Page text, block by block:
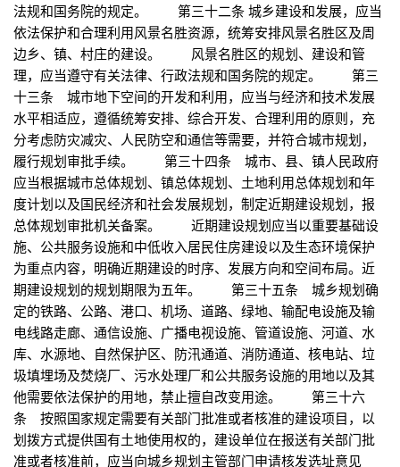
法规和国务院的规定。 第三十二条 城乡建设和发展，应当
依法保护和合理利用风景名胜资源，统筹安排风景名胜区及周
边乡、镇、村庄的建设。 风景名胜区的规划、建设和管
理，应当遵守有关法律、行政法规和国务院的规定。 第三
十三条 城市地下空间的开发和利用，应当与经济和技术发展
水平相适应，遵循统筹安排、综合开发、合理利用的原则，充
分考虑防灾减灾、人民防空和通信等需要，并符合城市规划，
履行规划审批手续。 第三十四条 城市、县、镇人民政府
应当根据城市总体规划、镇总体规划、土地利用总体规划和年
度计划以及国民经济和社会发展规划，制定近期建设规划，报
总体规划审批机关备案。 近期建设规划应当以重要基础设
施、公共服务设施和中低收入居民住房建设以及生态环境保护
为重点内容，明确近期建设的时序、发展方向和空间布局。近
期建设规划的规划期限为五年。 第三十五条 城乡规划确
定的铁路、公路、港口、机场、道路、绿地、输配电设施及输
电线路走廊、通信设施、广播电视设施、管道设施、河道、水
库、水源地、自然保护区、防汛通道、消防通道、核电站、垃
圾填埋场及焚烧厂、污水处理厂和公共服务设施的用地以及其
他需要依法保护的用地，禁止擅自改变用途。 第三十六
条 按照国家规定需要有关部门批准或者核准的建设项目，以
划拨方式提供国有土地使用权的，建设单位在报送有关部门批
准或者核准前，应当向城乡规划主管部门申请核发选址意见